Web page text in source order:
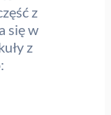
z
się w
z